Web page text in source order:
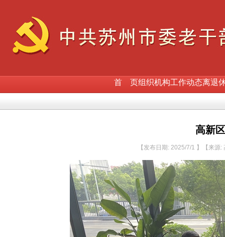
首 页组织机构工作动态离退
高新
【发布日期: 2025/7/1 】【来源